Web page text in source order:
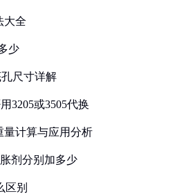
大全
少
尺寸详解
3205或3505代换
量计算与应用分析
剂分别加多少
区别